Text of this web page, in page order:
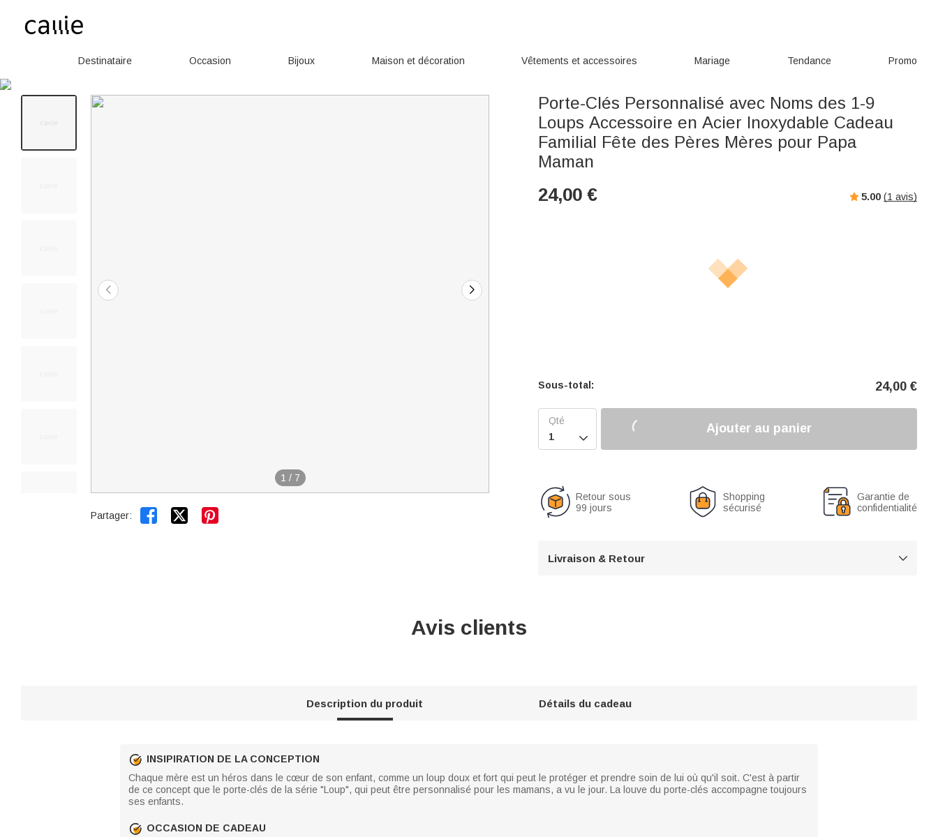
Destinataire Occasion Bijoux Maison et décoration Vêtements et accessoires Mariage Tendance Promo
1 / 7
Partager:  
Porte-Clés Personnalisé avec Noms des 1-9
Loups Accessoire en Acier Inoxydable Cadeau
Familial Fête des Pères Mères pour Papa
Maman
24,00 € 5.00 (1 avis)
Sous-total: 24,00 €

Ajouter au panier
Retour sous
99 jours
Shopping
sécurisé
Garantie de
confidentialité
Livraison & Retour 
Avis clients
Description du produit Détails du cadeau
INSIPIRATION DE LA CONCEPTION
Chaque mère est un héros dans le cœur de son enfant, comme un loup doux et fort qui peut le protéger et prendre soin de lui où qu'il soit. C'est à partir
de ce concept que le porte-clés de la série "Loup", qui peut être personnalisé pour les mamans, a vu le jour. La louve du porte-clés accompagne toujours
ses enfants.
OCCASION DE CADEAU